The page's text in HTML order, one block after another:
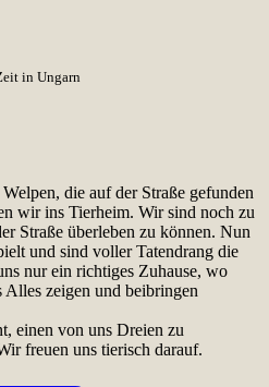
in Ungarn
die auf der Straße gefunden
wir ins Tierheim. Wir sind noch zu
Straße überleben zu können. Nun
und sind voller Tatendrang die
nur ein richtiges Zuhause, wo
Alles zeigen und beibringen
einen von uns Dreien zu
freuen uns tierisch darauf.